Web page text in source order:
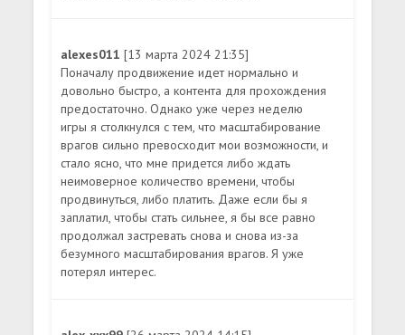
alexes011[13 марта 2024 21:35]
Поначалу продвижение идет нормально и
довольно быстро, а контента для прохождения
предостаточно. Однако уже через неделю
игры я столкнулся с тем, что масштабирование
врагов сильно превосходит мои возможности, и
стало ясно, что мне придется либо ждать
неимоверное количество времени, чтобы
продвинуться, либо платить. Даже если бы я
заплатил, чтобы стать сильнее, я бы все равно
продолжал застревать снова и снова из-за
безумного масштабирования врагов. Я уже
потерял интерес.